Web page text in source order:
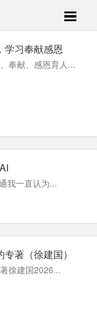
学习奉献感恩
奉献、感恩育人...
我一直认为...
著（徐建国）
徐建国2026...